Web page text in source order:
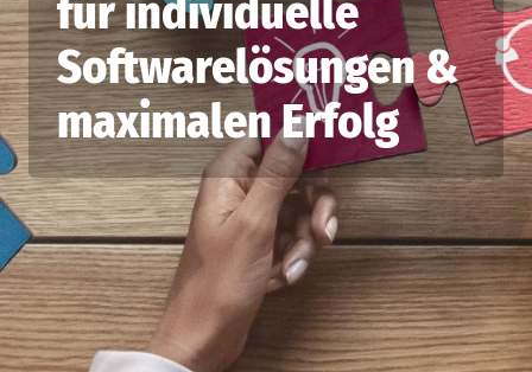
für individuelle
Softwarelösungen &
maximalen Erfolg